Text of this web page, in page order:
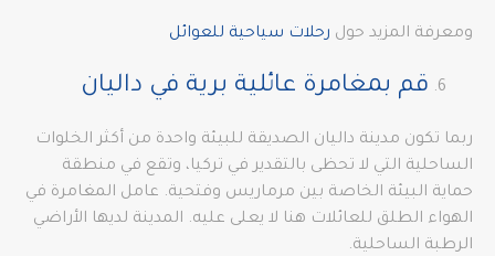
ومعرفة المزيد حول رحلات سياحية للعوائل
قم بمغامرة عائلية برية في داليان
ربما تكون مدينة داليان الصديقة للبيئة واحدة من أكثر الخلوات
الساحلية التي لا تحظى بالتقدير في تركيا، وتقع في منطقة
حماية البيئة الخاصة بين مرماريس وفتحية. عامل المغامرة في
الهواء الطلق للعائلات هنا لا يعلى عليه. المدينة لديها الأراضي
الرطبة الساحلية.